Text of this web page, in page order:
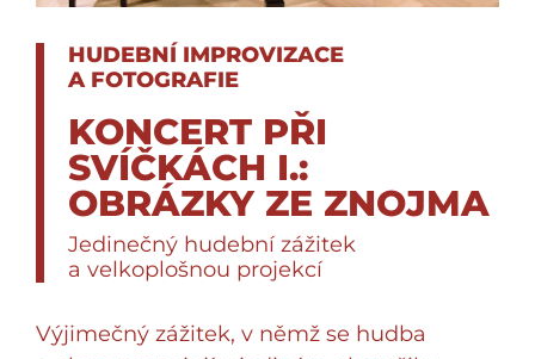
HUDEBNÍ IMPROVIZACE
A FOTOGRAFIE
KONCERT PŘI
SVÍČKÁCH I.:
OBRÁZKY ZE ZNOJMA
Jedinečný hudební zážitek
a velkoplošnou projekcí
Výjimečný zážitek, v němž se hudba